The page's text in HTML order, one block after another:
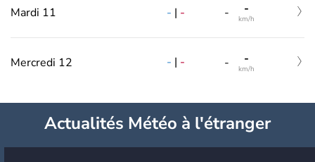
Mardi 11 - | - - -
km/h
Mercredi 12 - | - - -
km/h
Actualités Météo à l'étranger